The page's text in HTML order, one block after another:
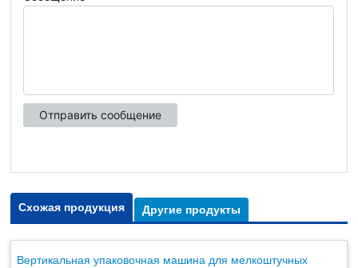
Схожая продукция Другие продукты
Вертикальная упаковочная машина для мелкоштучных